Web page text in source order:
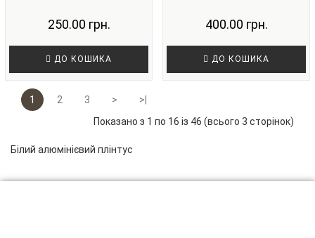
250.00 грн.
ДО КОШИКА
400.00 грн.
ДО КОШИКА
1 2 3 >
>|
Показано з 1 по 16 із 46 (всього 3 сторінок)
Білий алюмінієвий плінтус